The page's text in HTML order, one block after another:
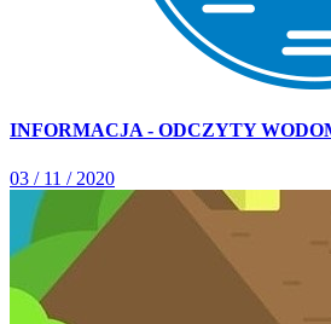
INFORMACJA - ODCZYTY
03 / 11 / 2020